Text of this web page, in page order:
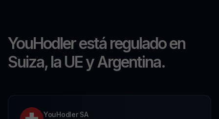
YouHodler está regulado en
Suiza, la UE y Argentina.
YouHodler SA